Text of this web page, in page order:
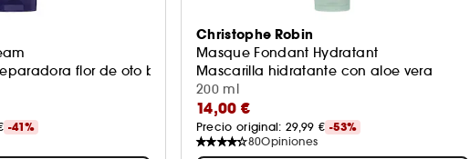
flor de oto blanco
-41%
Christophe Robin
Masque Fondant Hydratant
Mascarilla hidratante con aloe vera
200 ml
14,00 €
Precio original: 29,99 € -53%
80Opiniones